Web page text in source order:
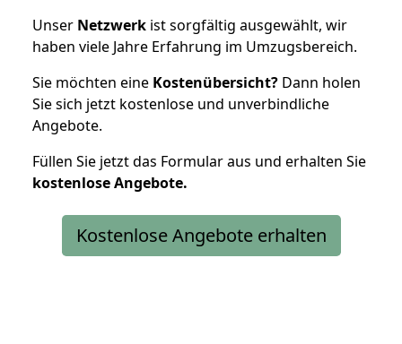
Unser Netzwerk ist sorgfältig ausgewählt, wir
haben viele Jahre Erfahrung im Umzugsbereich.
Sie möchten eine Kostenübersicht? Dann holen
Sie sich jetzt kostenlose und unverbindliche
Angebote.
Füllen Sie jetzt das Formular aus und erhalten Sie
kostenloseAngebote.
Kostenlose Angebote erhalten